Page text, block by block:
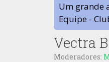
Um grande
Equipe -
Vectra B
Moderadores: